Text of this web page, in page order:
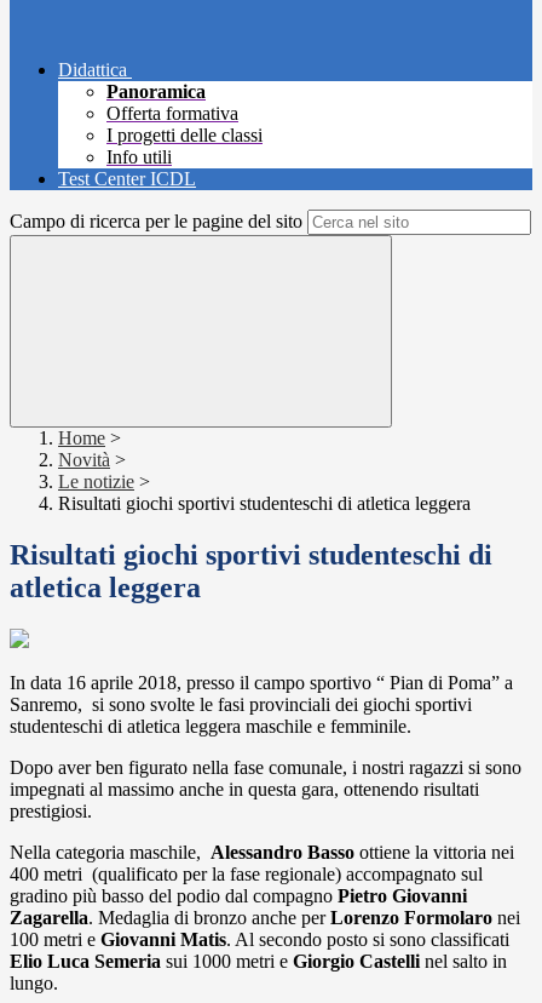
Didattica
Panoramica
Offerta formativa
I progetti delle classi
Info utili
Test Center ICDL
Campo di ricerca per le pagine del sito
Home >
Novità >
Le notizie >
Risultati giochi sportivi studenteschi di atletica leggera
Risultati giochi sportivi studenteschi di
atletica leggera
In data 16 aprile 2018, presso il campo sportivo “ Pian di Poma” a
Sanremo, si sono svolte le fasi provinciali dei giochi sportivi
studenteschi di atletica leggera maschile e femminile.
Dopo aver ben figurato nella fase comunale, i nostri ragazzi si sono
impegnati al massimo anche in questa gara, ottenendo risultati
prestigiosi.
Nella categoria maschile, Alessandro Basso ottiene la vittoria nei
400 metri (qualificato per la fase regionale) accompagnato sul
gradino più basso del podio dal compagno Pietro Giovanni
Zagarella. Medaglia di bronzo anche perLorenzo Formolaro nei
100 metri e Giovanni Matis. Al secondo posto si sono classificati
Elio Luca Semeria sui 1000 metri e Giorgio Castelli nel salto in
lungo.